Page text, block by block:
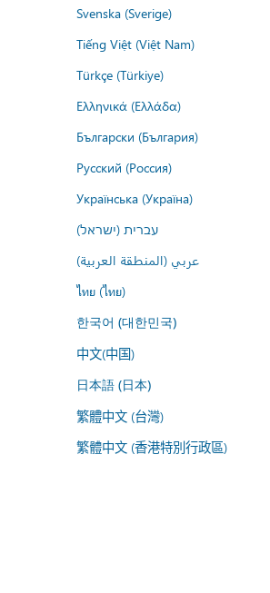
Svenska (Sverige)
Tiếng Việt (Việt Nam)
Türkçe (Türkiye)
Ελληνικά (Ελλάδα)
Български (България)
Русский (Россия)
Українська (Україна)
עברית (ישראל)
عربي (المنطقة العربية)
ไทย (ไทย)
한국어 (대한민국)
中文(中国)
日本語 (日本)
繁體中文 (台灣)
繁體中文 (香港特別行政區)